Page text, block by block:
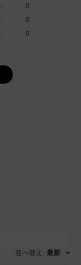
0
0
0
並べ替え : 最新